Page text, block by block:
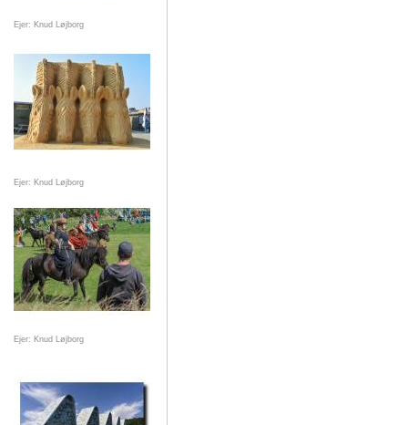
Ejer: Knud Løjborg
Ejer: Knud Løjborg
Ejer: Knud Løjborg